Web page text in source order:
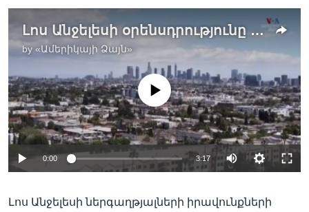
Լոս Անջելեսի օրենսդրությունը հույսեր է արթնացնում քաղաքի ապօրինի ներգաղթյալների շրջանում
by«Ամերիկայի Ձայն»
No media source currently available
0:00 3:17
Լոս Անջելեսի ներգաղթյալների իրավունքների